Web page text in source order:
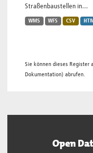
Straßenbaustellen in...
WMS WFS CSV
Sie können dieses Register
Dokumentation) abrufen.
Open